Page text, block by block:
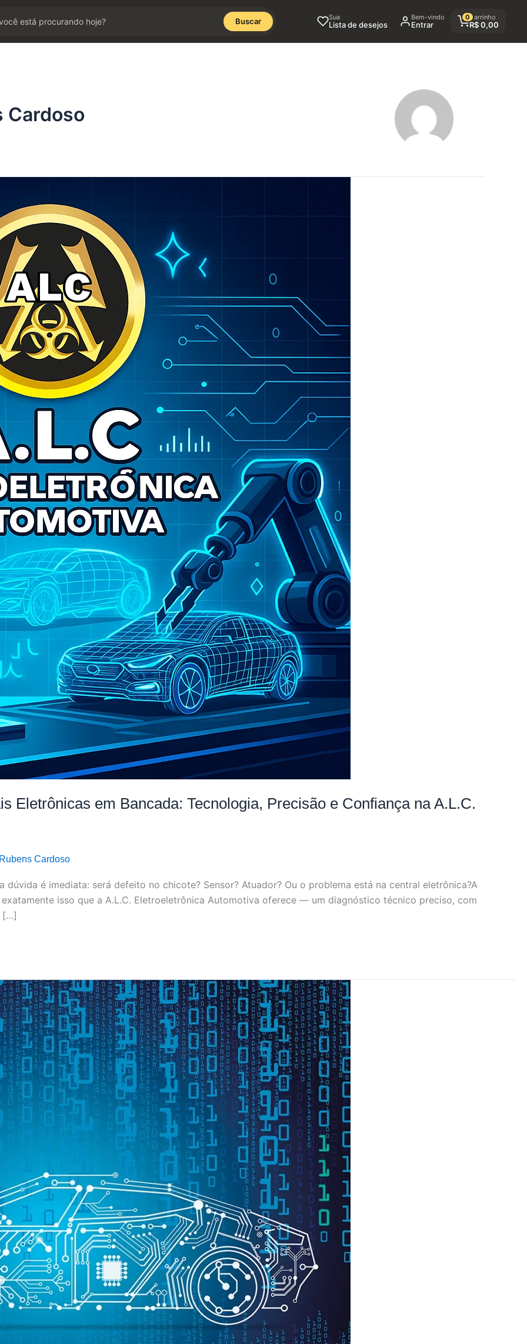
Buscar Sua
Lista de desejos
Bem-vindo
Entrar
0 Carrinho
R$0,00
Cardoso
Eletrônicas em Bancada: Tecnologia, Precisão e Confiança na A.L.C.
Rubens Cardoso
é imediata: será defeito no chicote? Sensor? Atuador? Ou o problema está na central eletrônica?A
isso que a A.L.C. Eletroeletrônica Automotiva oferece — um diagnóstico técnico preciso, com
[…]